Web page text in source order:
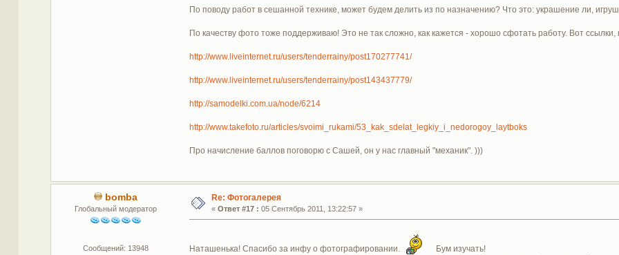
По поводу работ в сешанной технике, может будем делить из по назначению? Что это: украшение ли,
По качеству фото тоже поддерживаю! Это не так сложно, как кажется - хорошо сфотать работу. Вот
http://www.liveinternet.ru/users/tenderrainy/post170277741/
http://www.liveinternet.ru/users/tenderrainy/post143437779/
http://samodelki.com.ua/node/6214
http://www.takefoto.ru/articles/svoimi_rukami/53_kak_sdelat_legkiy_i_nedorogoy_laytboks
Про начисление баллов поговорю с Сашей, он у нас главный "механик". )))
bomba
Глобальный модератор
Сообщений: 13948
Re: Фотогалерея
« Ответ #17 : 05 Сентябрь 2011, 13:22:57 »
Наташенька! Спасибо за инфу о фотографировании.
Бум изучать!